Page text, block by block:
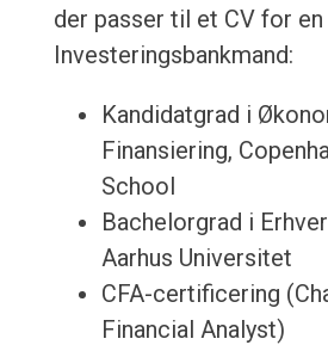
der passer til et CV for en
Investeringsbankmand:
Kandidatgrad i
Finansiering,
School
Bachelorgrad i
Aarhus Universitet
CFA-certificering
Financial Analyst)